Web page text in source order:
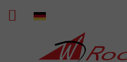
Inhalt
springen
WARENKORB